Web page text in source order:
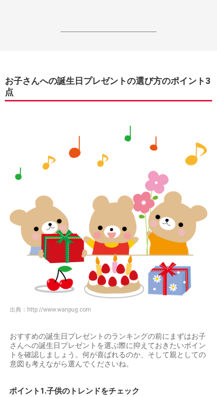
------------------------------------------------------------------
お子さんへの誕生日プレゼントの選び方のポイント3
点
出典： http://www.wanpug.com
おすすめの誕生日プレゼントのランキングの前にまずはお子
さんへの誕生日プレゼントを選ぶ際に抑えておきたいポイン
トを確認しましょう。何が喜ばれるのか、そして親としての
意図も考えながら選んでくださいね。
ポイント1.子供のトレンドをチェック